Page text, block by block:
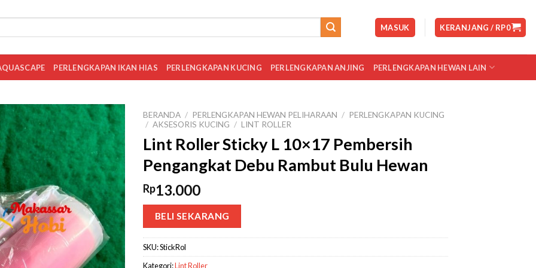
MASUK KERANJANG / RP0
PERLENGKAPAN IKAN HIAS PERLENGKAPAN KUCING PERLENGKAPAN ANJING PERLENGKAPAN HEWAN LAIN
BERANDA / PERLENGKAPAN HEWAN PELIHARAAN / PERLENGKAPAN KUCING
/ AKSESORIS KUCING / LINT ROLLER
Lint Roller Sticky L 10×17 Pembersih
Pengangkat Debu Rambut Bulu Hewan
Rp13.000
BELI SEKARANG
SKU:StickRol
Kategori:Lint Roller